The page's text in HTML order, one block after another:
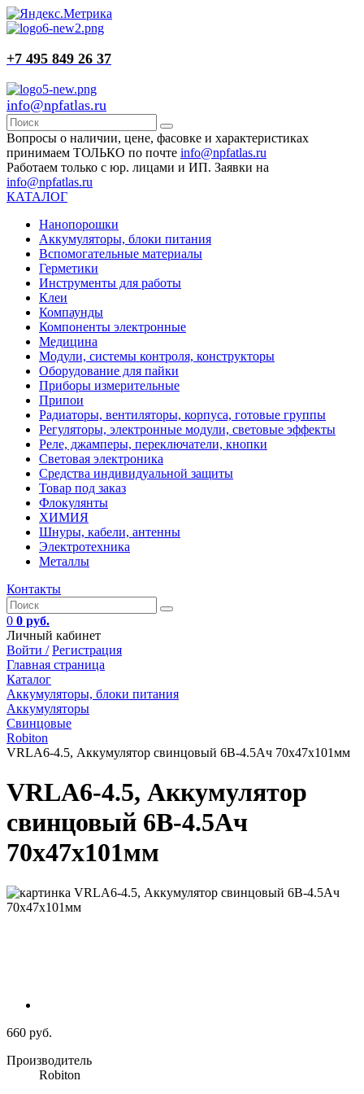
+7 495 849 26 37
info@npfatlas.ru
Вопросы о наличии, цене, фасовке и характеристиках
принимаем ТОЛЬКО по почте info@npfatlas.ru
Работаем только с юр. лицами и ИП. Заявки на
info@npfatlas.ru
КАТАЛОГ
Нанопорошки
Аккумуляторы, блоки питания
Вспомогательные материалы
Герметики
Инструменты для работы
Клеи
Компаунды
Компоненты электронные
Медицина
Модули, системы контроля, конструкторы
Оборудование для пайки
Приборы измерительные
Припои
Радиаторы, вентиляторы, корпуса, готовые группы
Регуляторы, электронные модули, световые эффекты
Реле, джамперы, переключатели, кнопки
Световая электроника
Средства индивидуальной защиты
Товар под заказ
Флокулянты
ХИМИЯ
Шнуры, кабели, антенны
Электротехника
Металлы
Контакты
0 0 руб.
Личный кабинет
Войти / Регистрация
Главная страница
Каталог
Аккумуляторы, блоки питания
Аккумуляторы
Свинцовые
Robiton
VRLA6-4.5, Аккумулятор свинцовый 6B-4.5Ач 70x47x101мм
VRLA6-4.5, Аккумулятор
свинцовый 6B-4.5Ач
70x47x101мм
660 руб.
Производитель
Robiton